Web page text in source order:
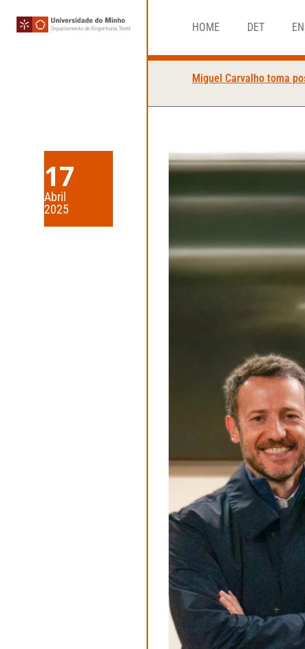
HOME DET
Miguel Carvalho toma
17
Abril
2025